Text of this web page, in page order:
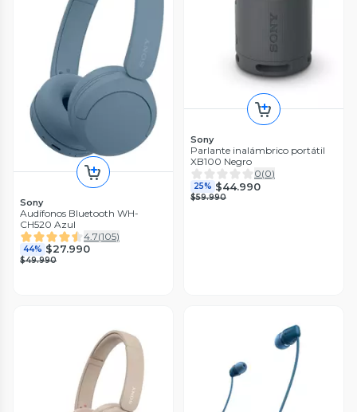
Sony
Audífonos Bluetooth WH-
CH520 Azul
4.7(105)
44% $27.990
$49.990
Sony
Parlante inalámbrico portátil
XB100 Negro
0(0)
25% $44.990
$59.990